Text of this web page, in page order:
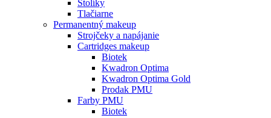
Stolíky
Tlačiarne
Permanentný makeup
Strojčeky a napájanie
Cartridges makeup
Biotek
Kwadron Optima
Kwadron Optima Gold
Prodak PMU
Farby PMU
Biotek